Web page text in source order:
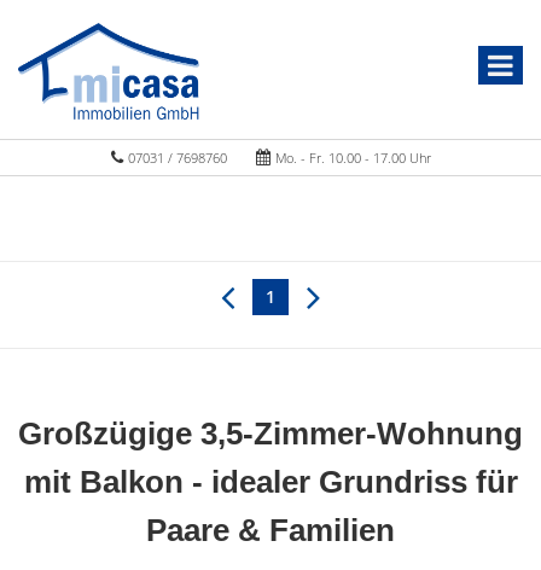
07031 / 7698760 Mo. - Fr. 10.00 - 17.00 Uhr
1
Großzügige 3,5-Zimmer-Wohnung
mit Balkon - idealer Grundriss für
Paare & Familien